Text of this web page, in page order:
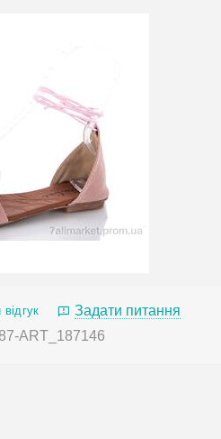
Задати питання
ART_187146